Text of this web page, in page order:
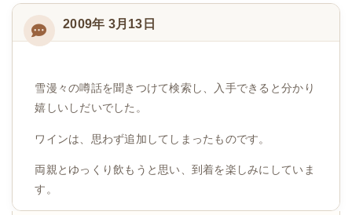
2009年 3月13日
雪漫々の噂話を聞きつけて検索し、入手できると分かり
嬉しいしだいでした。
ワインは、思わず追加してしまったものです。
両親とゆっくり飲もうと思い、到着を楽しみにしていま
す。